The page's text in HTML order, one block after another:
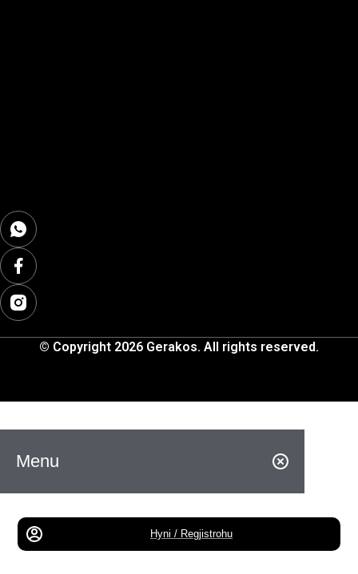
© Copyright 2026 Gerakos. All rights reserved.
Menu
Hyni / Regjistrohu